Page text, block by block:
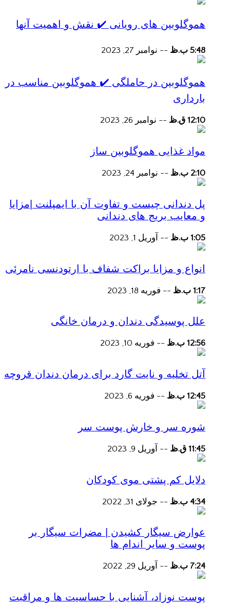
هموگلوبین های رویانی ✔️ نقش و اهمیت آنها
5:48 ب.ظ -- نوامبر 27, 2023
هموگلوبین در حاملگی ✔️ هموگلوبین مناسب در
بارداری
12:10 ق.ظ -- نوامبر 26, 2023
مواد غذایی هموگلوبین ساز
2:10 ب.ظ -- نوامبر 24, 2023
پل دندانی چیست و تفاوت آن با ایمپلنت |مزایا
و معایب بریج های دندانی
1:05 ب.ظ -- آوریل 1, 2023
انواع و مزایا براکت شفاف با ارتودنسی نامرئی
1:17 ب.ظ -- فوریه 18, 2023
علل پوسیدگی دندان و درمان خانگی
12:56 ب.ظ -- فوریه 10, 2023
آتل تخلیه و نایت گارد برای درمان دندان قروچه
12:45 ب.ظ -- فوریه 6, 2023
شوره سر و خارش پوست سر
11:45 ق.ظ -- آوریل 9, 2023
دلایل کم پشتی موی کودکان
4:34 ب.ظ -- جولای 31, 2022
عوارض سیگار کشیدن | مضرات سیگار بر
پوست و سایر اندام ها
7:24 ب.ظ -- آوریل 29, 2022
پوست نوزاد، آشنایی با حساسیت ها و مراقبت